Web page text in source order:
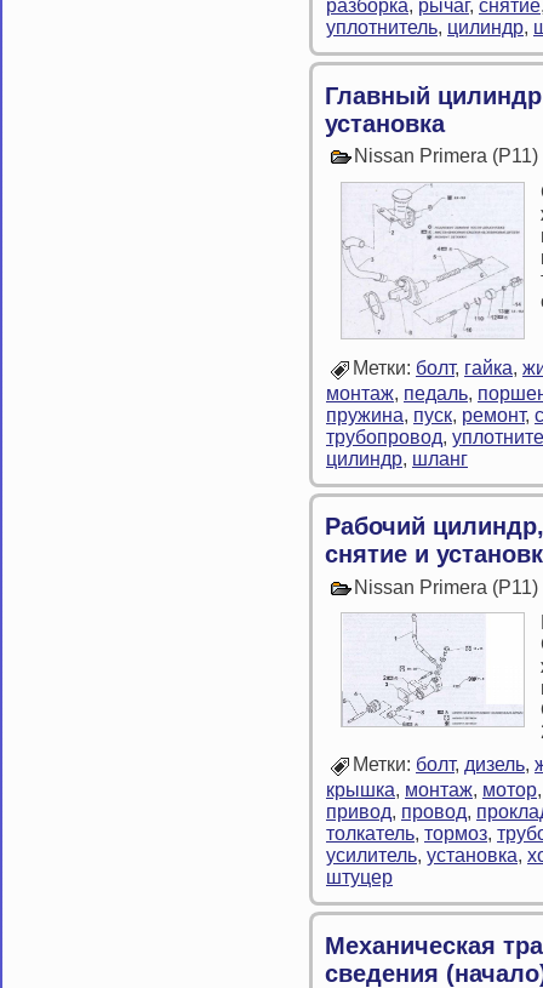
разборка, рычаг, снятие
уплотнитель, цилиндр,
Главный
установка
Nissan Primera
Метки: болт, гайка,
монтаж, педаль,
пружина, пуск, ремонт,
трубопровод,
цилиндр, шланг
Рабочий
снятие и
Nissan Primera
Метки: болт, дизель,
крышка, монтаж, мотор
привод, провод,
толкатель, тормоз,
усилитель, установка,
штуцер
Механическая
сведения